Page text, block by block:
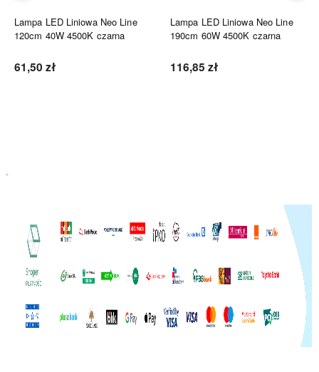
Lampa LED Liniowa Neo Line
120cm 40W 4500K czarna
61,50 zł
Lampa LED Liniowa Neo Line
190cm 60W 4500K czarna
116,85 zł